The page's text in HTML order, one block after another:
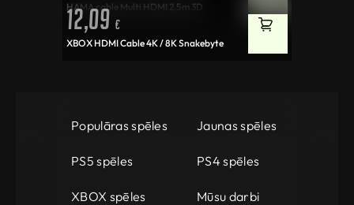
HAMA cable Multi HDMI 2,5m 3D
12,09 €
XBOX HDMI Cable 4K / 8K Snakebyte
Populāras spēles Jaunas spēles
PS5 spēles PS4 spēles
XBOX spēles Mūsu darbi